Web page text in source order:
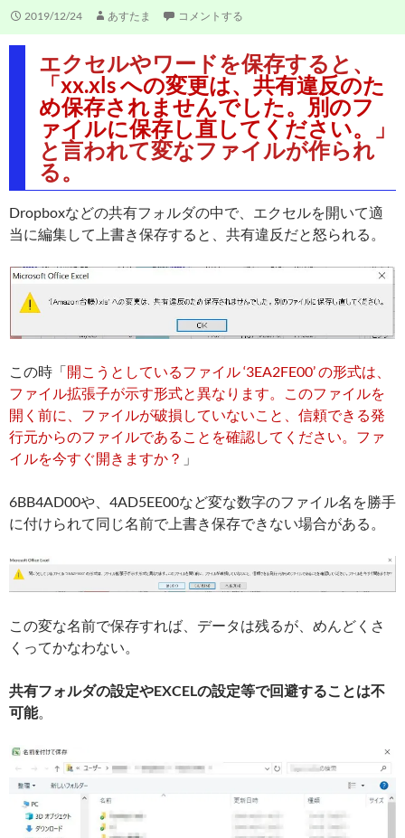
2019/12/24 あすたま コメントする
エクセルやワードを保存すると、
「xx.xls への変更は、共有違反のた
め保存されませんでした。別のフ
ァイルに保存し直してください。
」
と言われて変なファイルが作られ
る。
Dropboxなどの共有フォルダの中で、エクセルを開いて適
当に編集して上書き保存すると、共有違反だと怒られる。
この時「開こうとしているファイル ‘3EA2FE00’ の形式は、
ファイル拡張子が示す形式と異なります。このファイルを
開く前に、ファイルが破損していないこと、信頼できる発
行元からのファイルであることを確認してください。ファ
イルを今すぐ開きますか？ 」
6BB4AD00や、4AD5EE00など変な数字のファイル名を勝手
に付けられて同じ名前で上書き保存できない場合がある。
この変な名前で保存すれば、データは残るが、めんどくさ
くってかなわない。
共有フォルダの設定やEXCELの設定等で回避することは不
可能。